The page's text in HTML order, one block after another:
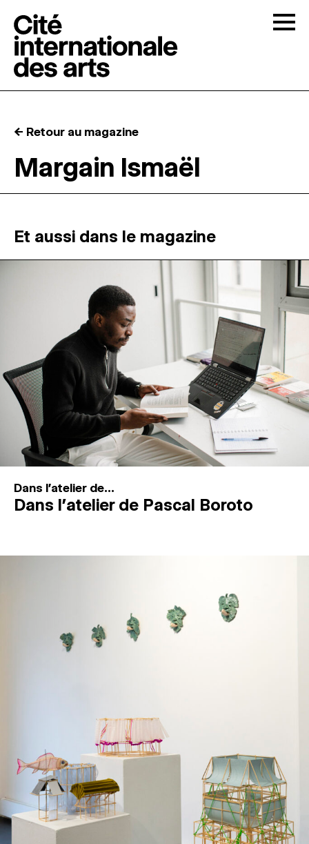
RÉSIDENCES ↓
ATELIERS OUVERTS
ESPACES DE PRATIQUE ARTISTIQUE ↓
Recherche
Connexion
↓
← Retour au magazine
Margain Ismaël
Et aussi dans le magazine
Dans l'atelier de...
Dans l’atelier de Pascal Boroto